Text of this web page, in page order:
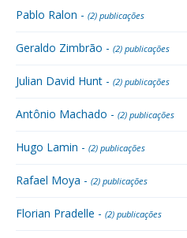
Pablo Ralon - (2) publicações
Geraldo Zimbrão - (2) publicações
Julian David Hunt - (2) publicações
Antônio Machado - (2) publicações
Hugo Lamin - (2) publicações
Rafael Moya - (2) publicações
Florian Pradelle - (2) publicações